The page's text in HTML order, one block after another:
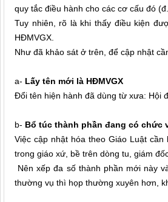
quy tắc điều hành cho các cơ cấu đó
Tuy nhiên, rõ là khi thấy điều kiện
HĐMVGX.
Như đã khảo sát ở trên, để cập nhật
a- Lấy tên mới là HĐMVGX
Đổi tên hiện hành đã dùng từ xưa: Hội
b- Bổ túc thành phần đang có chức
Việc cập nhật hóa theo Giáo Luật
trong giáo xứ, bề trên dòng tu, giám
Nên xếp đa số thành phần mới này
thường vụ thì họp thường xuyên hơn,